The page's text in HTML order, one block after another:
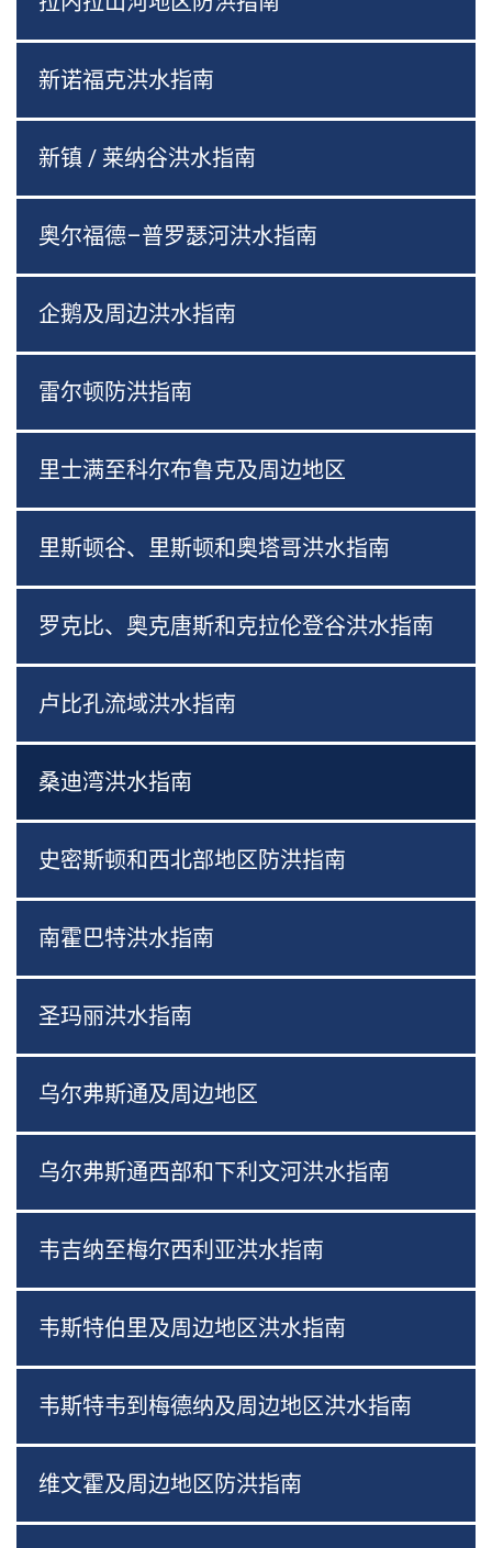
新诺福克洪水指南
新镇 / 莱纳谷洪水指南
奥尔福德–普罗瑟河洪水指南
企鹅及周边洪水指南
雷尔顿防洪指南
里士满至科尔布鲁克及周边地区
里斯顿谷、里斯顿和奥塔哥洪水指南
罗克比、奥克唐斯和克拉伦登谷洪水指南
卢比孔流域洪水指南
桑迪湾洪水指南
史密斯顿和西北部地区防洪指南
南霍巴特洪水指南
圣玛丽洪水指南
乌尔弗斯通及周边地区
乌尔弗斯通西部和下利文河洪水指南
韦吉纳至梅尔西利亚洪水指南
韦斯特伯里及周边地区洪水指南
韦斯特韦到梅德纳及周边地区洪水指南
维文霍及周边地区防洪指南